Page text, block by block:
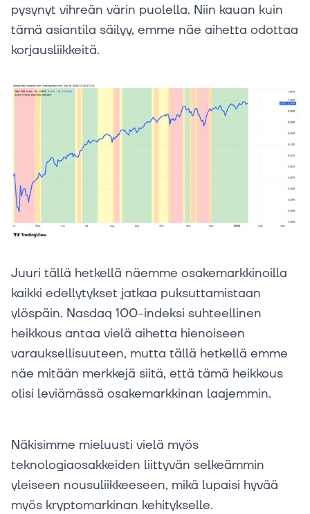
pysynyt vihreän värin puolella. Niin kauan kuin
tämä asiantila säilyy, emme näe aihetta odottaa
korjausliikkeitä.
Juuri tällä hetkellä näemme osakemarkkinoilla
kaikki edellytykset jatkaa puksuttamistaan
ylöspäin. Nasdaq 100-indeksi suhteellinen
heikkous antaa vielä aihetta hienoiseen
varauksellisuuteen, mutta tällä hetkellä emme
näe mitään merkkejä siitä, että tämä heikkous
olisi leviämässä osakemarkkinan laajemmin.
Näkisimme mieluusti vielä myös
teknologiaosakkeiden liittyvän selkeämmin
yleiseen nousuliikkeeseen, mikä lupaisi hyvää
myös kryptomarkinan kehitykselle.